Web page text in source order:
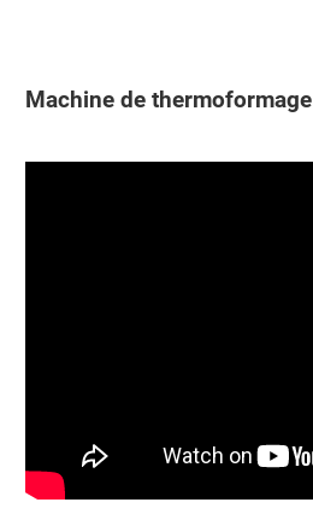
Machine de thermoformage